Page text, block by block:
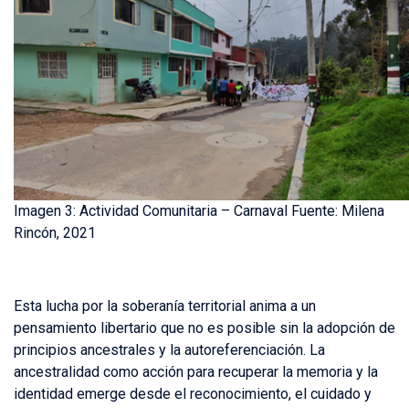
Imagen 3: Actividad Comunitaria – Carnaval Fuente: Milena
Rincón, 2021
Esta lucha por la soberanía territorial anima a un
pensamiento libertario que no es posible sin la adopción de
principios ancestrales y la autoreferenciación. La
ancestralidad como acción para recuperar la memoria y la
identidad emerge desde el reconocimiento, el cuidado y